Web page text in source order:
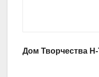
Дом Творчества